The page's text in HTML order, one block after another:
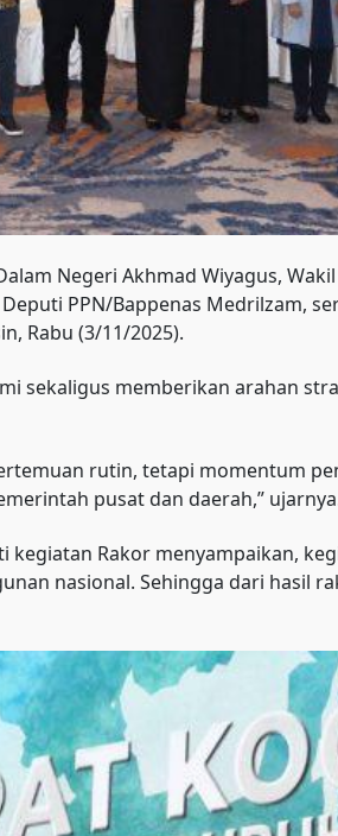
Negeri Akhmad Wiyagus,
PPN/Bappenas Medrilzam,
Rabu (3/11/2025).
sekaligus memberikan arahan
rutin, tetapi momentum
pusat dan daerah,”
kegiatan Rakor menyampaikan,
nasional. Sehingga dari hasil